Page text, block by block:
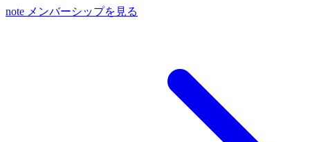
note メンバーシップを見る